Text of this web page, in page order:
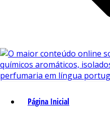
Página Inicial